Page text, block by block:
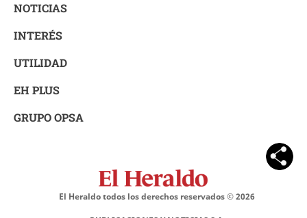
NOTICIAS
INTERÉS
UTILIDAD
EH PLUS
GRUPO OPSA
El Heraldo todos los derechos reservados ©2026